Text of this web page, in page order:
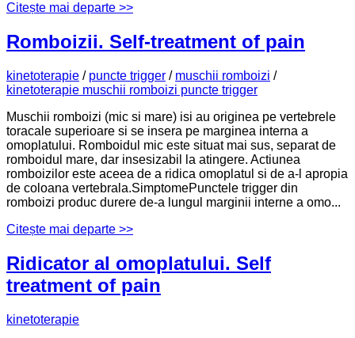
Citește mai departe >>
Romboizii. Self-treatment of pain
kinetoterapie / puncte trigger / muschii romboizi /
kinetoterapie muschii romboizi puncte trigger
Muschii romboizi (mic si mare) isi au originea pe vertebrele
toracale superioare si se insera pe marginea interna a
omoplatului. Romboidul mic este situat mai sus, separat de
romboidul mare, dar insesizabil la atingere. Actiunea
romboizilor este aceea de a ridica omoplatul si de a-l apropia
de coloana vertebrala.SimptomePunctele trigger din
romboizi produc durere de-a lungul marginii interne a omo...
Citește mai departe >>
Ridicator al omoplatului. Self
treatment of pain
kinetoterapie